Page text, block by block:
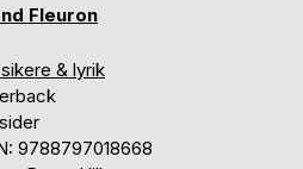
Fleuron
& lyrik
9788797018668